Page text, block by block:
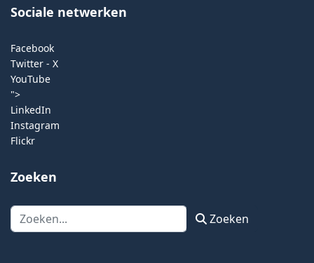
Sociale netwerken
Facebook
Twitter - X
YouTube
">
LinkedIn
Instagram
Flickr
Zoeken
Zoeken Zoeken